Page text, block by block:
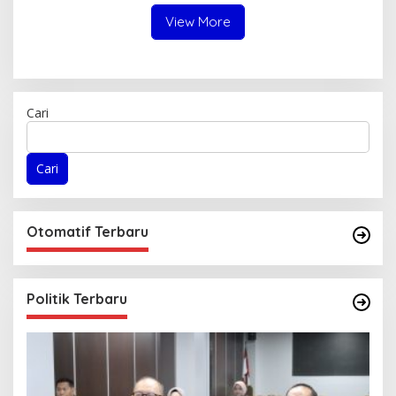
View More
Cari
Cari
Otomatif Terbaru
Politik Terbaru